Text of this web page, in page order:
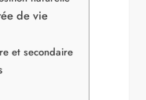
de vie
et secondaire